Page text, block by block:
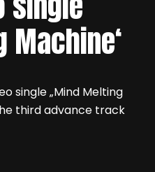
Machine‘
single „Mind Melting
third advance track